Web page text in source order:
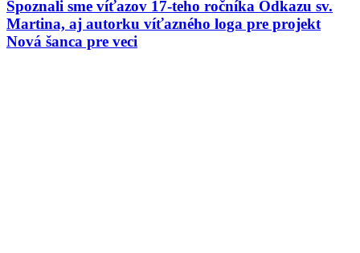
Spoznali sme víťazov 17-teho ročníka Odkazu sv.
Martina, aj autorku víťazného loga pre projekt
Nová šanca pre veci